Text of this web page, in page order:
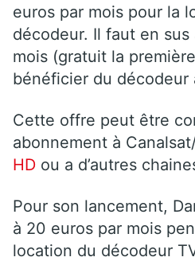
euros par mois pour la
décodeur. Il faut en
mois (gratuit la
bénéficier du décodeur
Cette offre peut être
abonnement à
HD ou a d’autres
Pour son lancement,
à 20 euros par mois
location du décodeur